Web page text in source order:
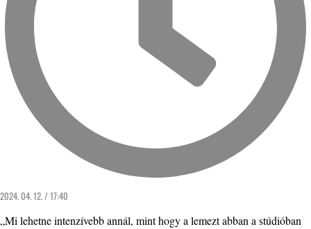
2024. 04. 12. / 17:40
„Mi lehetne intenzívebb annál, mint hogy a lemezt abban a stúdióban